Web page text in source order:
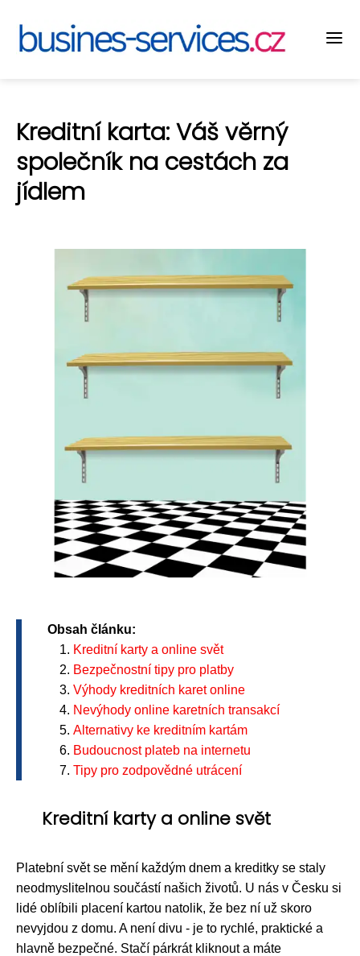
Kreditní karta: Váš věrný
společník na cestách za
jídlem
Obsah článku:
Kreditní karty a online svět
Bezpečnostní tipy pro platby
Výhody kreditních karet online
Nevýhody online karetních transakcí
Alternativy ke kreditním kartám
Budoucnost plateb na internetu
Tipy pro zodpovědné utrácení
Kreditní karty a online svět
Platební svět se mění každým dnem a kreditky se staly
neodmyslitelnou součástí našich životů. U nás v Česku si
lidé oblíbili placení kartou natolik, že bez ní už skoro
nevyjdou z domu. A není divu - je to rychlé, praktické a
hlavně bezpečné. Stačí párkrát kliknout a máte